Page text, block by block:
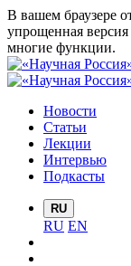
В вашем браузере
упрощенная версия
многие функции.
Новости
Статьи
Лекции
Интервью
Подкасты
RU
RU EN